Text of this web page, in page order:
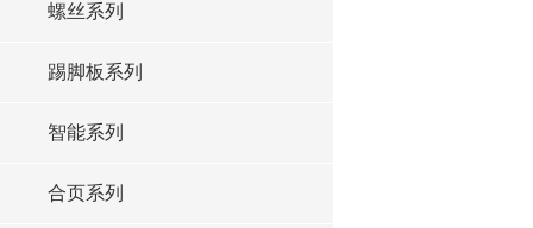
螺丝系列
踢脚板系列
智能系列
合页系列